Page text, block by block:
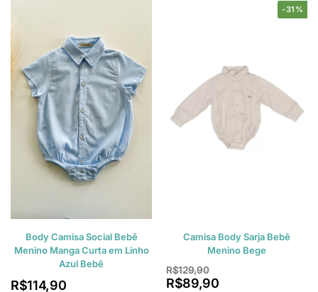
Body Camisa Social Bebê
Menino Manga Curta em Linho
Azul Bebê
R$114,90
-31%
Camisa Body Sarja Bebê
Menino Bege
R$129,90
R$89,90